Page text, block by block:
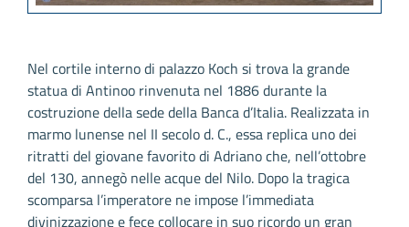
Nel cortile interno di palazzo Koch si trova la grande
statua di Antinoo rinvenuta nel 1886 durante la
costruzione della sede della Banca d’Italia. Realizzata in
marmo lunense nel II secolo d. C., essa replica uno dei
ritratti del giovane favorito di Adriano che, nell’ottobre
del 130, annegò nelle acque del Nilo. Dopo la tragica
scomparsa l’imperatore ne impose l’immediata
divinizzazione e fece collocare in suo ricordo un gran